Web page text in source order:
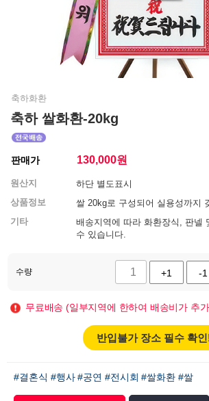
축하화환
축하 쌀화환-20kg
판매가 130,000원
원산지
하단 별도표시
상품정보
쌀 20kg로 구성되어 실용성까지
기타
배송지역에 따라 화환장식, 판넬
수 있습니다.
수량 +1 -1
무료배송 (일부지역에 한하여 배송비가 추
반입불가 장소 필수 확
#결혼식 #행사 #공연 #전시회 #쌀화환 #쌀